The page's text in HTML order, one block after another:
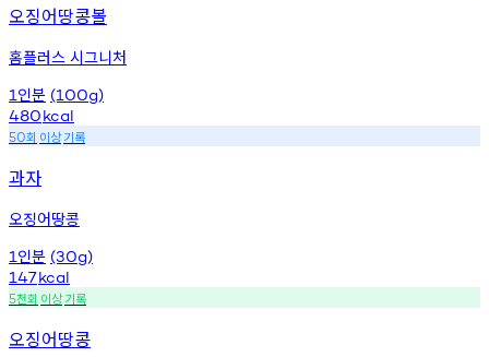
오징어땅콩볼
홈플러스 시그니처
1 인분 (100g)
480kcal
50회 이상기록
과자
오징어땅콩
1 인분 (30g)
147kcal
5천회 이상기록
오징어땅콩